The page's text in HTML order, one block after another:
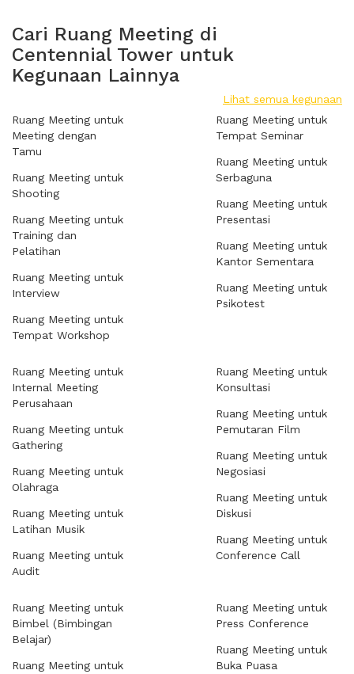
Cari Ruang Meeting di
Centennial Tower untuk
Kegunaan Lainnya
Lihat semua kegunaan
Ruang Meeting untuk
Meeting dengan
Tamu
Ruang Meeting untuk
Shooting
Ruang Meeting untuk
Training dan
Pelatihan
Ruang Meeting untuk
Interview
Ruang Meeting untuk
Tempat Workshop
Ruang Meeting untuk
Tempat Seminar
Ruang Meeting untuk
Serbaguna
Ruang Meeting untuk
Presentasi
Ruang Meeting untuk
Kantor Sementara
Ruang Meeting untuk
Psikotest
Ruang Meeting untuk
Internal Meeting
Perusahaan
Ruang Meeting untuk
Gathering
Ruang Meeting untuk
Olahraga
Ruang Meeting untuk
Latihan Musik
Ruang Meeting untuk
Audit
Ruang Meeting untuk
Konsultasi
Ruang Meeting untuk
Pemutaran Film
Ruang Meeting untuk
Negosiasi
Ruang Meeting untuk
Diskusi
Ruang Meeting untuk
Conference Call
Ruang Meeting untuk
Bimbel (Bimbingan
Belajar)
Ruang Meeting untuk
Ruang Meeting untuk
Press Conference
Ruang Meeting untuk
Buka Puasa